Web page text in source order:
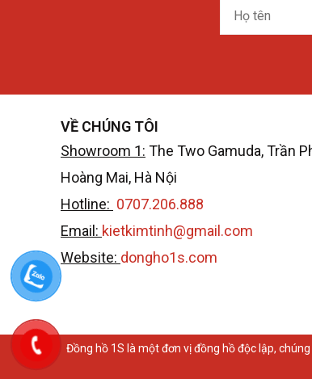
Họ
tên
VỀ CHÚNG TÔI
Showroom 1: The Two Gamuda, Trần
Hoàng Mai, Hà Nội
Hotline: 0707.206.888
Email: kietkimtinh@gmail.com
Website: dongho1s.com
Đồng hồ 1S là một đơn vị đồng hồ độc lập,